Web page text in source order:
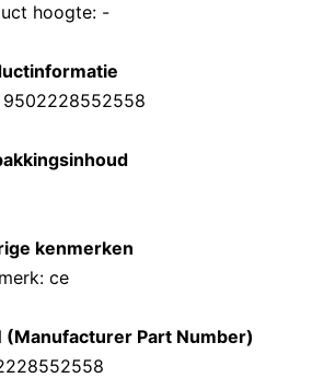
hoogte: -
9502228552558
kenmerken
ce
(Manufacturer Part Number)